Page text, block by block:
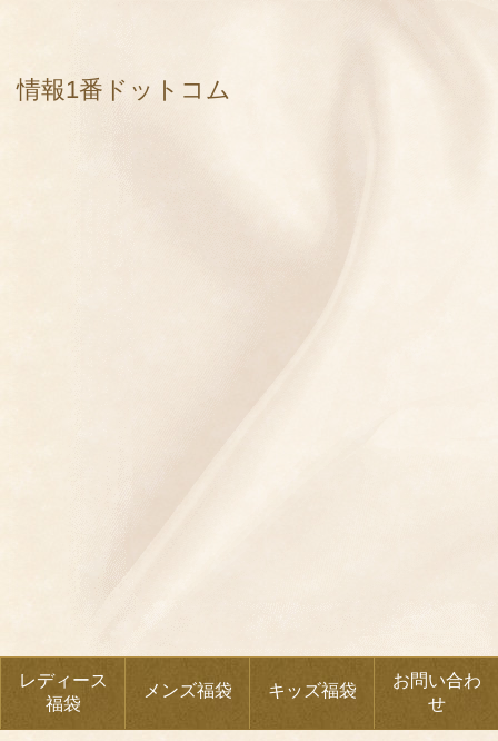
情報1番ドットコム
レディース
福袋
メンズ福袋 キッズ福袋
お問い合わ
せ